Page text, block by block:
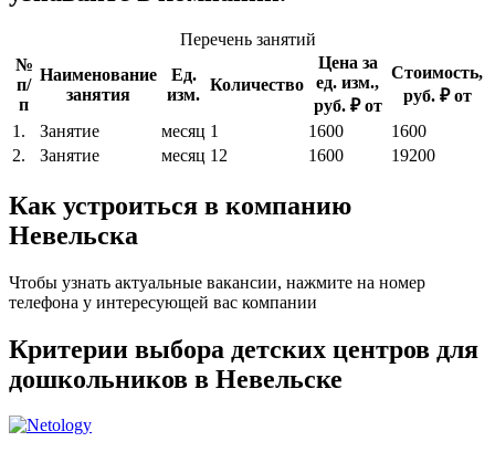
Перечень занятий
№
п/
п
Наименование
занятия
Ед.
изм.
Количество
Цена за
ед. изм.,
руб. ₽ от
Стоимость,
руб. ₽ от
1.
Занятие месяц 1 1600
1600
2.
Занятие месяц 12 1600 19200
Как устроиться в компанию
Невельска
Чтобы узнать актуальные вакансии, нажмите на номер
телефона у интересующей вас компании
Критерии выбора детских центров для
дошкольников в Невельске